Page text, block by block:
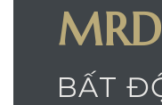
BẤT